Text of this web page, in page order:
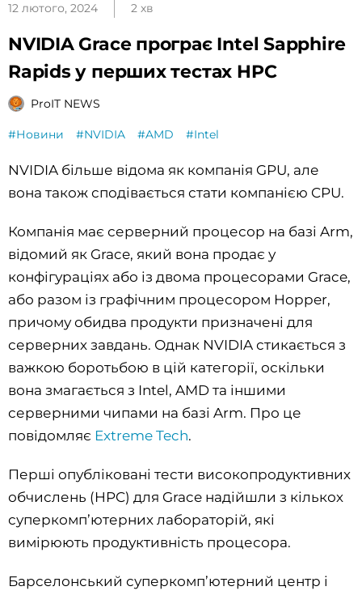
12 лютого, 2024 2 хв
NVIDIA Grace програє Intel Sapphire
Rapids у перших тестах HPC
ProIT NEWS
#Новини #NVIDIA #AMD #Intel
NVIDIA більше відома як компанія GPU, але
вона також сподівається стати компанією CPU.
Компанія має серверний процесор на базі Arm,
відомий як Grace, який вона продає у
конфігураціях або із двома процесорами Grace,
або разом із графічним процесором Hopper,
причому обидва продукти призначені для
серверних завдань. Однак NVIDIA стикається з
важкою боротьбою в цій категорії, оскільки
вона змагається з Intel, AMD та іншими
серверними чипами на базі Arm. Про це
повідомляє Extreme Tech.
Перші опубліковані тести високопродуктивних
обчислень (HPC) для Grace надійшли з кількох
суперкомп’ютерних лабораторій, які
вимірюють продуктивність процесора.
Барселонський суперкомп’ютерний центр і